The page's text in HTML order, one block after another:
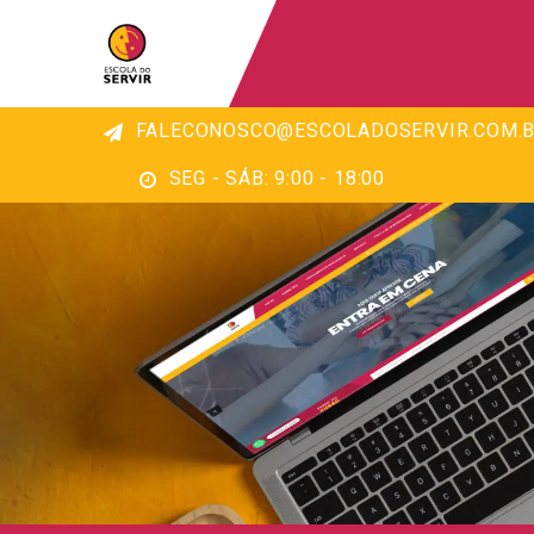
SEG - SÁB: 9:00 - 18:00